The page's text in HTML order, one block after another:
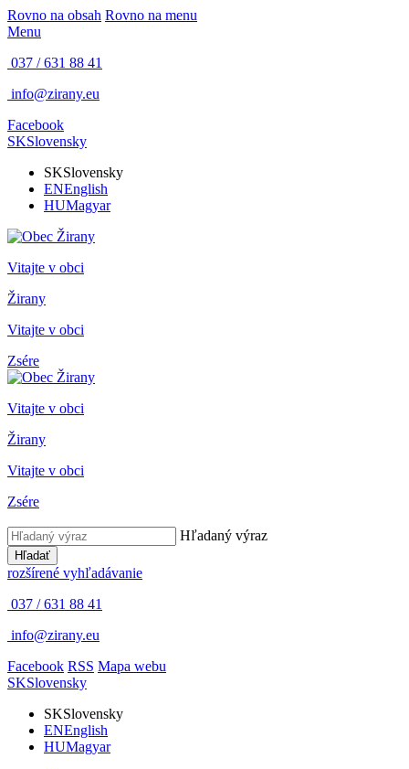
Rovno na obsah Rovno na menu
Menu
037 / 631 88 41
info@zirany.eu
Facebook
SKSlovensky
SKSlovensky
ENEnglish
HUMagyar
Vitajte v obci
Žirany
Vitajte v obci
Zsére
Vitajte v obci
Žirany
Vitajte v obci
Zsére
Hľadaný výraz
Hľadať
rozšírené vyhľadávanie
037 / 631 88 41
info@zirany.eu
Facebook RSS Mapa webu
SKSlovensky
SKSlovensky
ENEnglish
HUMagyar